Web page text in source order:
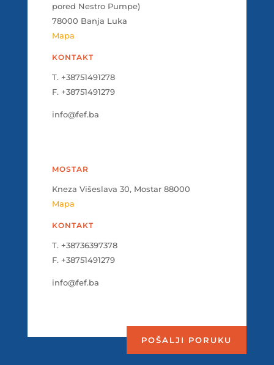
pored Nestro Pumpe)
78000 Banja Luka
Mapa
KONTAKT
T. +38751491278
F. +38751491279
info@fef.ba
MOSTAR
Kneza Višeslava 30, Mostar 88000
Mapa
KONTAKT
T. +38736397378
F. +38751491279
info@fef.ba
POŠALJI PORUKU